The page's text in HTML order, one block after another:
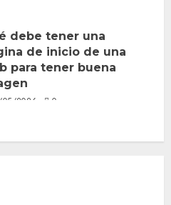
debe tener una
de inicio de una
para tener buena
05/2026 0